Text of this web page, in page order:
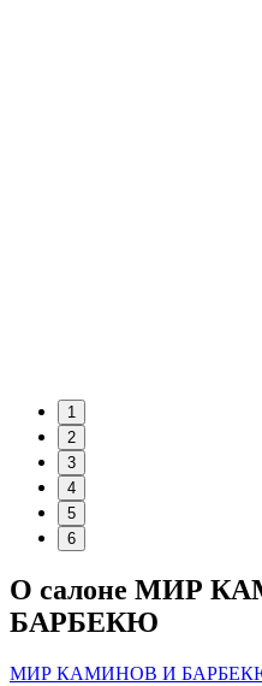
1
2
3
4
5
6
О салоне МИР
БАРБЕКЮ
МИР КАМИНОВ И